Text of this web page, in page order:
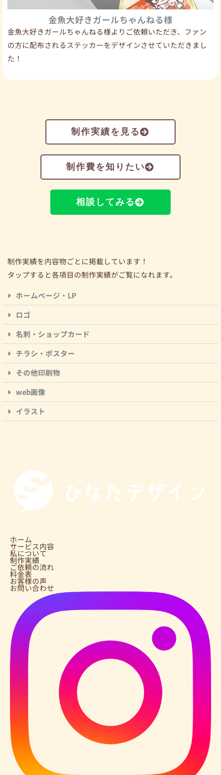
金魚大好きガールちゃんねる様
金魚大好きガールちゃんねる様よりご依頼いただき、ファン
の方に配布されるステッカーをデザインさせていただきまし
た！
制作実績を見る
制作費を知りたい
相談してみる
制作実績を内容物ごとに掲載しています！
タップすると各項目の制作実績がご覧になれます。
ホームページ・LP
ロゴ
名刺・ショップカード
チラシ・ポスター
その他印刷物
web画像
イラスト
ホーム
サービス内容
私について
制作実績
ご依頼の流れ
料金表
お客様の声
お問い合わせ